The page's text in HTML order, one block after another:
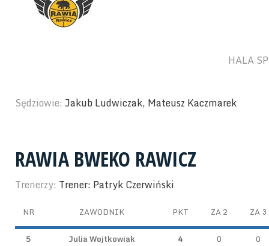
HALA
Sędziowie: Jakub Ludwiczak, Mateusz Kaczmarek
RAWIA BWEKO RAWICZ
Trenerzy: Trener: Patryk Czerwiński
NR ZAWODNIK PKT ZA 2 ZA 3
5 Julia Wojtkowiak 4 0
0